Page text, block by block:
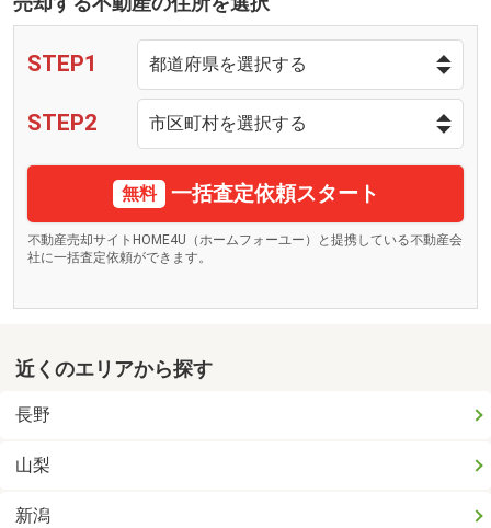
STEP1
STEP2
無料 一括査定依頼スタート
不動産売却サイトHOME4U（ホームフォーユー）と提携している不動産会
社に一括査定依頼ができます。
近くのエリアから探す
長野
山梨
新潟